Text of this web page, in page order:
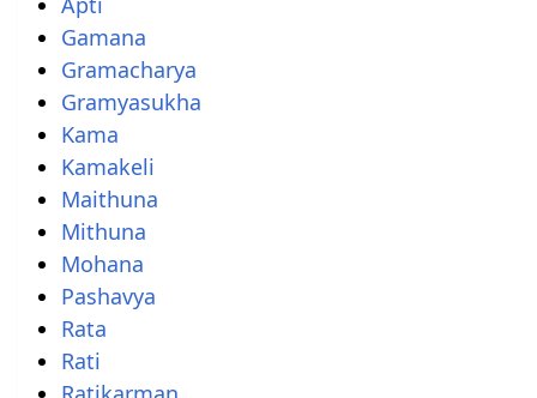
Gamana
Gramacharya
Gramyasukha
Kama
Kamakeli
Maithuna
Mithuna
Mohana
Pashavya
Rata
Rati